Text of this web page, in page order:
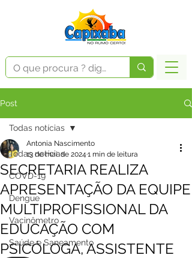
Post
Todas notícias
COVD-19
Dengue
Vacinômetro
Saúde e Saneamento
Todas notícias
SECRETARIA REALIZA
APRESENTAÇÃO DA EQUIPE
MULTIPROFISSIONAL DA
EDUCAÇÃO COM
PSICÓLOGA, ASSISTENTE
Antonia Nascimento
13 de mai. de 2024 1 min de leitura